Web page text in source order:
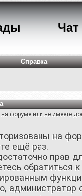
Чат
Справка
форуме или не имеете
на
ещё раз.
прав
обратиться
администратор